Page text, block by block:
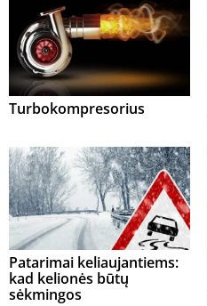
Turbokompresorius
Patarimai keliaujantiems:
kad kelionės būtų
sėkmingos